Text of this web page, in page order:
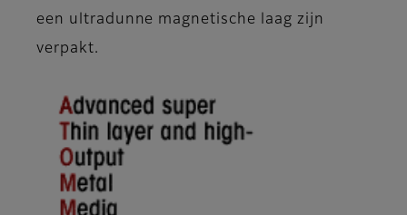
een ultradunne magnetische laag zijn
verpakt.